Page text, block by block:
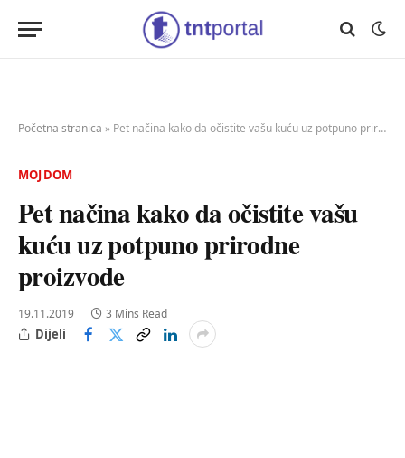
Početna stranica » Pet načina kako da očistite vašu kuću uz potpuno prirodne proizvode
MOJ DOM
Pet načina kako da očistite vašu
kuću uz potpuno prirodne
proizvode
19.11.2019 3 Mins Read
Dijeli